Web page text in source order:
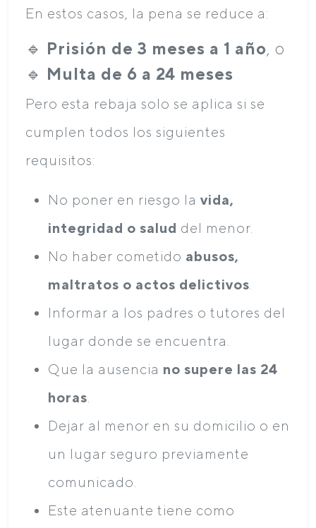
En estos casos, la pena se reduce a:
🔹 Prisión de 3 meses a 1 año, o
🔹 Multa de 6 a 24 meses
Pero esta rebaja solo se aplica si se
cumplen todos los siguientes
requisitos:
No poner en riesgo la vida,
integridad o salud del menor.
No haber cometido abusos,
maltratos o actos delictivos
Informar a los padres o tutores del
lugar donde se encuentra.
Que la ausencia no supere las 24
horas
Dejar al menor en su domicilio o en
un lugar seguro previamente
comunicado.
Este atenuante tiene como